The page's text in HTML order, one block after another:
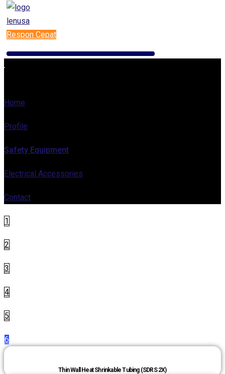
Respon Cepat
Home
Profile
Safety Equipment
Electrical Accessories
Contact
1
2
3
4
5
6
Thin Wall Heat Shrinkable Tubing (SDRS 2X)